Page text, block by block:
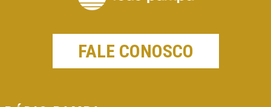
FALE CONOSCO